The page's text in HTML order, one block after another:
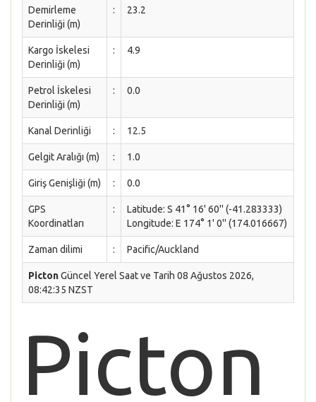
Demirleme
Derinliği (m)
: 23.2
Kargo İskelesi
Derinliği (m)
: 4.9
Petrol İskelesi
Derinliği (m)
: 0.0
Kanal Derinliği : 12.5
Gelgit Aralığı (m) : 1.0
Giriş Genişliği (m) : 0.0
GPS
Koordinatları
:
Latitude: S 41° 16' 60'' (-41.283333)
Longitude: E 174° 1' 0'' (174.016667)
Zaman dilimi : Pacific/Auckland
PictonGüncel Yerel Saat ve Tarih 08 Ağustos 2026,
08:42:35 NZST
Picton